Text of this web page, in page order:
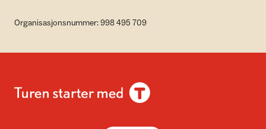
Organisasjonsnummer: 998 495 709